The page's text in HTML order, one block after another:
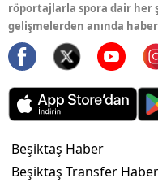
röportajlarla spora dair her
gelişmelerden anında
Beşiktaş Haber
Beşiktaş Transfer